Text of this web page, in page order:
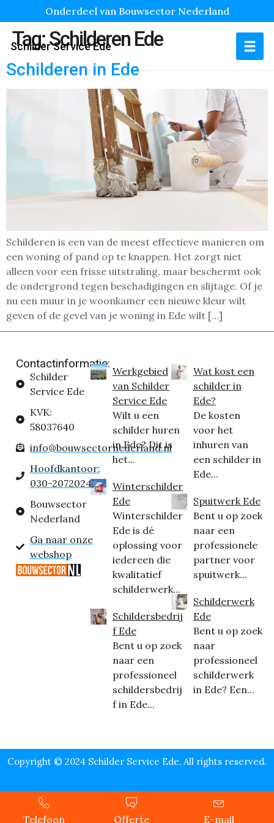
Onderdeel van Bouwsector Nederland
Schilder Service Ede
Tag:Schilderen Ede
Schilderen in Ede
Schilderen is een van de meest effectieve manieren om
een woning of pand op te knappen. Het zorgt niet
alleen voor een frisse uitstraling, maar beschermt ook
de ondergrond tegen beschadigingen en slijtage. Of je
nu een muur in je woonkamer een nieuwe kleur wilt
geven of de gevel van je woning in Ede wilt […]
Contactinformatie:
Schilder
Service Ede
KVK:
58037640
info@bouwsectornederland.nl
Hoofdkantoor:
030-2072024
Bouwsector
Nederland
Ga naar onze
webshop
Werkgebied
van Schilder
Service Ede
Wilt u een
schilder huren
in Ede? Dit is
het...
Winterschilder
Ede
Winterschilder
Ede is dé
oplossing voor
iedereen die
kwalitatief
schilderwerk...
Schildersbedrij
f Ede
Bent u op zoek
naar een
professioneel
schildersbedrij
f in Ede...
Wat kost een
schilder in
Ede?
De kosten
voor het
inhuren van
een schilder in
Ede...
Spuitwerk Ede
Bent u op zoek
naar een
professionele
partner voor
spuitwerk...
Schilderwerk
Ede
Bent u op zoek
naar
professioneel
schilderwerk
in Ede? Een...
Copyright © 2024 Schilder Service Ede, All rights reserved.
Telefoon Offerte E-mail